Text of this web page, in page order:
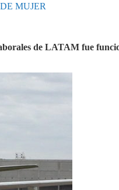
MUJER
de LATAM fue